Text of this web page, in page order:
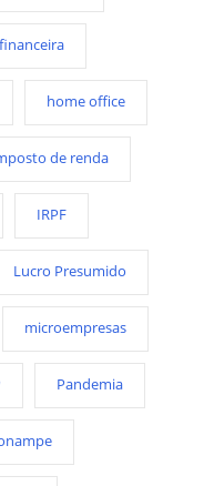
home office
de renda
IRPF
Lucro Presumido
microempresas
Pandemia